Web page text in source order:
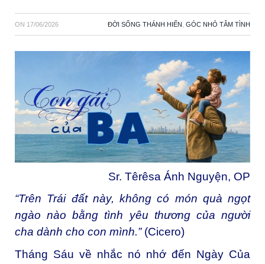
ON 17/06/2026 ĐỜI SỐNG THÁNH HIẾN GÓC NHỎ TÂM TÌNH
Sr. Têrêsa Ánh Nguyện, OP
“Trên Trái đất này, không có món quà ngọt
ngào nào bằng tình yêu thương của người
cha dành cho con mình.”(Cicero)
Tháng Sáu về nhắc nó nhớ đến Ngày Của